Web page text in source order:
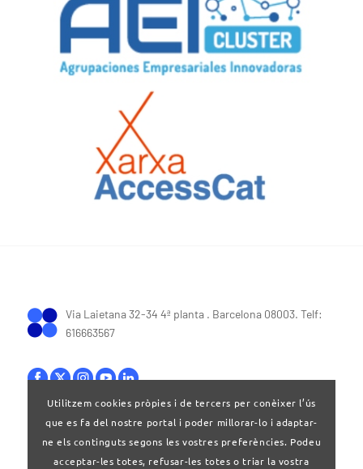
Via Laietana 32-34 4ª planta . Barcelona 08003. Telf:
616663567
Bases legals |Política de privacitat
Utilitzem cookies pròpies i de tercers per conèixer l’ús
que es fa del nostre portal i poder millorar-lo i adaptar-
ne els continguts segons les vostres preferències. Podeu
acceptar-les totes, refusar-les totes o triar la vostra